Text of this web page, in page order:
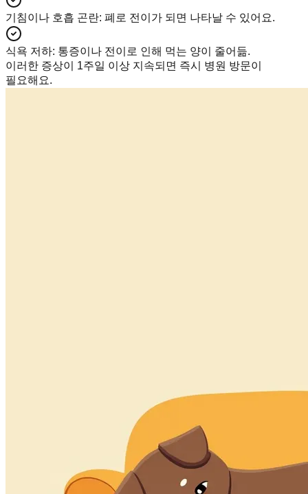
기침이나 호흡 곤란: 폐로 전이가 되면 나타날 수 있어요.
식욕 저하: 통증이나 전이로 인해 먹는 양이 줄어듦.
이러한 증상이 1주일 이상 지속되면 즉시 병원 방문이
필요해요.